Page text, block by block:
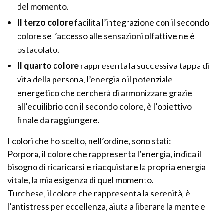
del momento.
Il terzo colorefacilita l’integrazione con il secondo
colore se l’accesso alle sensazioni olfattive ne è
ostacolato.
Il quarto colorerappresenta la successiva tappa di
vita della persona, l’energia o il potenziale
energetico che cercherà di armonizzare grazie
all’equilibrio con il secondo colore, è l’obiettivo
finale da raggiungere.
I colori che ho scelto, nell’ordine, sono stati:
Porpora, il colore che rappresenta l’energia, indica il
bisogno di ricaricarsi e riacquistare la propria energia
vitale, la mia esigenza di quel momento.
Turchese, il colore che rappresenta la serenità, è
l’antistress per eccellenza, aiuta a liberare la mente e